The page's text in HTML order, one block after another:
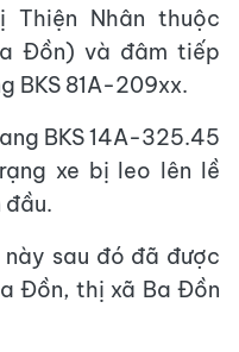
Nhân thuộc
Đồn) và đâm tiếp
BKS 81A-209xx.
BKS 14A-325.45
xe bị leo lên lề
đầu.
sau đó đã được
Đồn, thị xã Ba Đồn